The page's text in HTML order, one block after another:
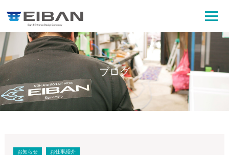
ブログ
お知らせ お仕事紹介